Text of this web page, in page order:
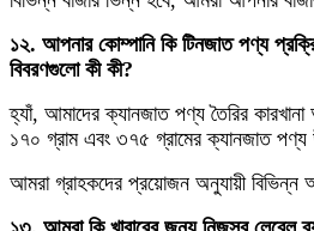
১২. আপনার কোম্পানি কি টিনজাত পণ্য
বিবরণগুলো কী কী?
হ্যাঁ, আমাদের ক্যানজাত পণ্য তৈরির
১৭০ গ্রাম এবং ৩৭৫ গ্রামের ক্যানজাত পণ্য
আমরা গ্রাহকদের প্রয়োজন অনুযায়ী বিভিন্ন